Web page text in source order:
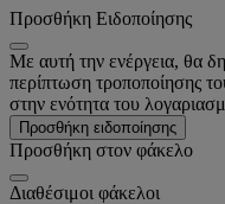
Προσθήκη Ειδοποίησης
Με αυτή την ενέργεια, θα
περίπτωση τροποποίησης
στην ενότητα του
Προσθήκη ειδοποίησης
Προσθήκη στον φάκελο
Διαθέσιμοι φάκελοι